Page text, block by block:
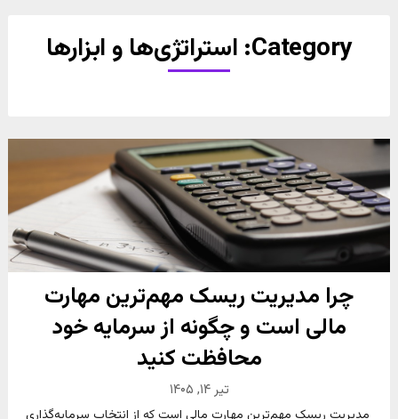
Category: استراتژی‌ها و ابزارها
چرا مدیریت ریسک مهم‌ترین مهارت
مالی است و چگونه از سرمایه خود
محافظت کنید
تیر ۱۴, ۱۴۰۵